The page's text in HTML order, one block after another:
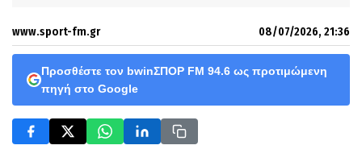
www.sport-fm.gr 08/07/2026, 21:36
Προσθέστε τον bwinΣΠΟΡ FM 94.6 ως προτιμώμενη
πηγή στο Google